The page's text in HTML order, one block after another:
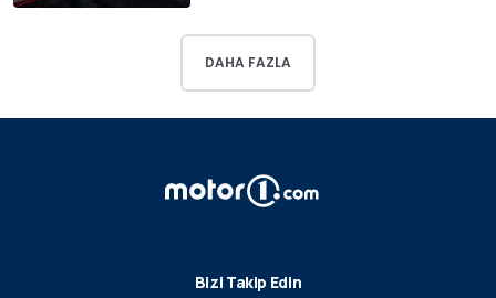
DAHA FAZLA
Bizi Takip Edin